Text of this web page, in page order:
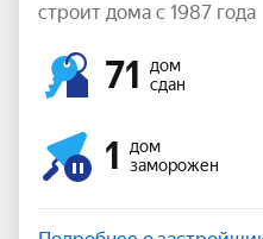
строит дома с 1987 года
71
дом
сдан
1
дом
заморожен